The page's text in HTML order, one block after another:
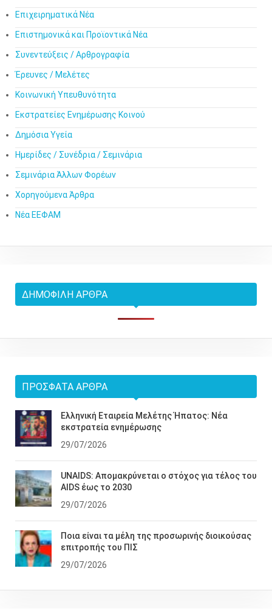
Επιχειρηματικά Νέα
Επιστημονικά και Προϊοντικά Νέα
Συνεντεύξεις / Αρθρογραφία
Έρευνες / Μελέτες
Κοινωνική Υπευθυνότητα
Εκστρατείες Ενημέρωσης Κοινού
Δημόσια Υγεία
Ημερίδες / Συνέδρια / Σεμινάρια
Σεμινάρια Άλλων Φορέων
Χορηγούμενα Άρθρα
Νέα ΕΕΦΑΜ
ΔΗΜΟΦΙΛΉ ΆΡΘΡΑ
ΠΡΌΣΦΑΤΑ ΆΡΘΡΑ
Ελληνική Εταιρεία Μελέτης Ήπατος: Νέα
εκστρατεία ενημέρωσης
29/07/2026
UNAIDS: Απομακρύνεται ο στόχος για τέλος του
AIDS έως το 2030
29/07/2026
Ποια είναι τα μέλη της προσωρινής διοικούσας
επιτροπής του ΠΙΣ
29/07/2026